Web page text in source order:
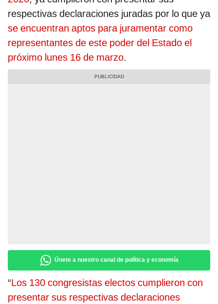
respectivas declaraciones juradas por lo que ya
se encuentran aptos para juramentar como
representantes de este poder del Estado el
próximo lunes 16 de marzo.
Únete a nuestro canal de política y economía
“Los 130 congresistas electos cumplieron con
presentar sus respectivas declaraciones